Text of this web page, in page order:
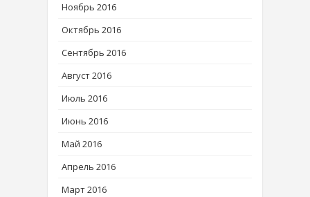
Ноябрь 2016
Октябрь 2016
Сентябрь 2016
Август 2016
Июль 2016
Июнь 2016
Май 2016
Апрель 2016
Март 2016